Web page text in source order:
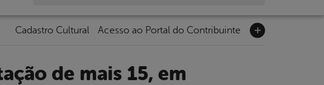
Cadastro Cultural Acesso ao Portal do Contribuinte